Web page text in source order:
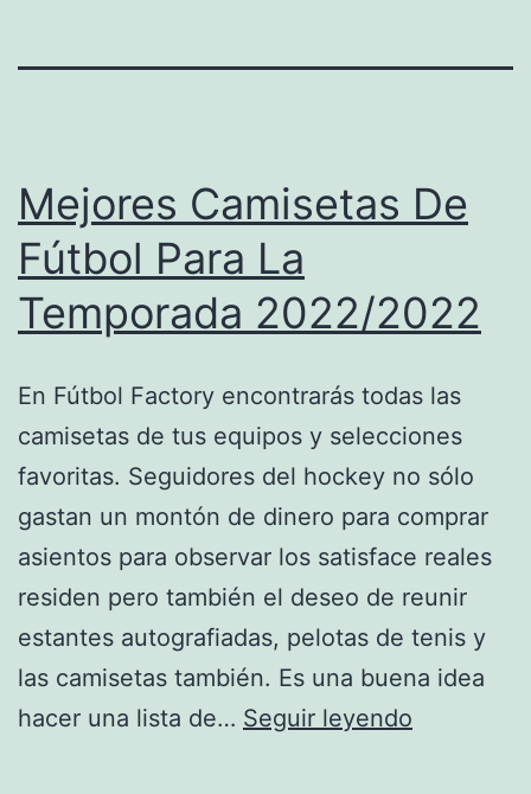
Mejores Camisetas De
Fútbol Para La
Temporada 2022/2022
En Fútbol Factory encontrarás todas las
camisetas de tus equipos y selecciones
favoritas. Seguidores del hockey no sólo
gastan un montón de dinero para comprar
asientos para observar los satisface reales
residen pero también el deseo de reunir
estantes autografiadas, pelotas de tenis y
las camisetas también. Es una buena idea
hacer una lista de… Seguir leyendo